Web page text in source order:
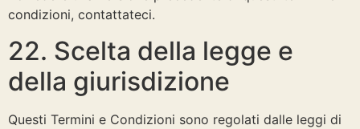
condizioni, contattateci.
22. Scelta della legge e
della giurisdizione
Questi Termini e Condizioni sono regolati dalle leggi di